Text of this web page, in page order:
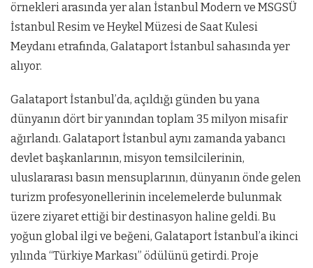
örnekleri arasında yer alan İstanbul Modern ve MSGSÜ
İstanbul Resim ve Heykel Müzesi de Saat Kulesi
Meydanı etrafında, Galataport İstanbul sahasında yer
alıyor.
Galataport İstanbul’da, açıldığı günden bu yana
dünyanın dört bir yanından toplam 35 milyon misafir
ağırlandı. Galataport İstanbul aynı zamanda yabancı
devlet başkanlarının, misyon temsilcilerinin,
uluslararası basın mensuplarının, dünyanın önde gelen
turizm profesyonellerinin incelemelerde bulunmak
üzere ziyaret ettiği bir destinasyon haline geldi. Bu
yoğun global ilgi ve beğeni, Galataport İstanbul’a ikinci
yılında “Türkiye Markası” ödülünü getirdi. Proje